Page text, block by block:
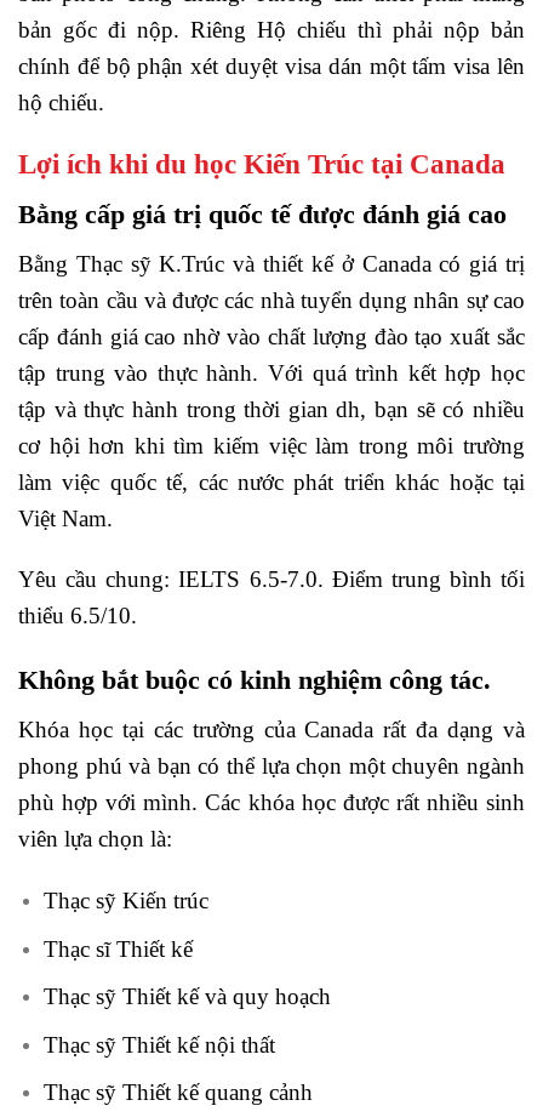
bản gốc đi nộp. Riêng Hộ chiếu thì phải nộp bản
chính để bộ phận xét duyệt visa dán một tấm visa lên
hộ chiếu.
Lợi ích khi du học Kiến Trúc tại Canada
Bằng cấp giá trị quốc tế được đánh giá cao
Bằng Thạc sỹ K.Trúc và thiết kế ở Canada có giá trị
trên toàn cầu và được các nhà tuyển dụng nhân sự cao
cấp đánh giá cao nhờ vào chất lượng đào tạo xuất sắc
tập trung vào thực hành. Với quá trình kết hợp học
tập và thực hành trong thời gian dh, bạn sẽ có nhiều
cơ hội hơn khi tìm kiếm việc làm trong môi trường
làm việc quốc tế, các nước phát triển khác hoặc tại
Việt Nam.
Yêu cầu chung: IELTS 6.5-7.0. Điểm trung bình tối
thiểu 6.5/10.
Không bắt buộc có kinh nghiệm công tác.
Khóa học tại các trường của Canada rất đa dạng và
phong phú và bạn có thể lựa chọn một chuyên ngành
phù hợp với mình. Các khóa học được rất nhiều sinh
viên lựa chọn là:
Thạc sỹ Kiến trúc
Thạc sĩ Thiết kế
Thạc sỹ Thiết kế và quy hoạch
Thạc sỹ Thiết kế nội thất
Thạc sỹ Thiết kế quang cảnh